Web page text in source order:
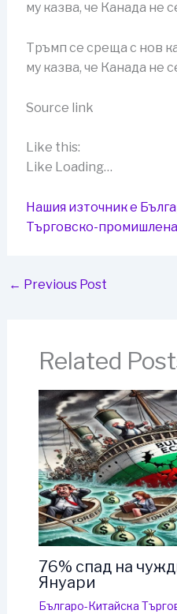
му казва, че Канада не
Тръмп се среща с нов
му казва, че Канада не
Source link
Like this:
Like Loading…
Нашия източник е
Търговско-
← Previous Post
Related
76% спад на
Януари
Българо-Китайска